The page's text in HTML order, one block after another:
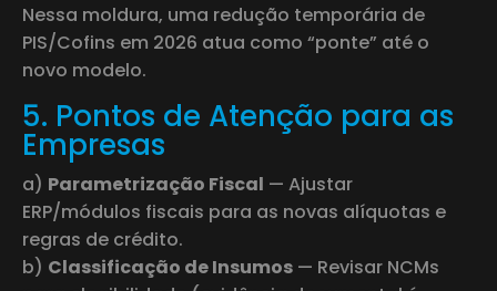
Nessa moldura, uma redução temporária de
PIS/Cofins em 2026 atua como “ponte” até o
novo modelo.
5. Pontos de Atenção para as
Empresas
a) Parametrização Fiscal — Ajustar
ERP/módulos fiscais para as novas alíquotas e
regras de crédito.
b) Classificação de Insumos — Revisar NCMs